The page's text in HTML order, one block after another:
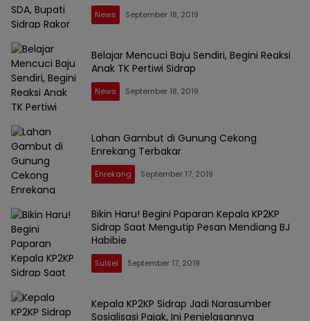
News September 18, 2019
Belajar Mencuci Baju Sendiri, Begini Reaksi
Anak TK Pertiwi Sidrap
News September 18, 2019
Lahan Gambut di Gunung Cekong
Enrekang Terbakar
Enrekang September 17, 2019
Bikin Haru! Begini Paparan Kepala KP2KP
Sidrap Saat Mengutip Pesan Mendiang BJ
Habibie
Sulsel September 17, 2019
Kepala KP2KP Sidrap Jadi Narasumber
Sosialisasi Pajak, Ini Penjelasannya